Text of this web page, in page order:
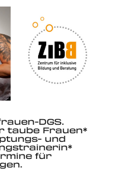
DGS.
taube Frauen*
und
für